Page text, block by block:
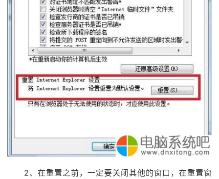
2、在重置之前，一定要关闭其他的窗口，在重置窗